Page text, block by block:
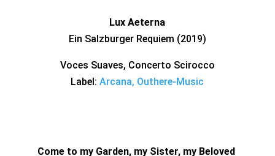
Lux Aeterna
Ein Salzburger Requiem (2019)
Voces Suaves, Concerto Scirocco
Label:Arcana, Outhere-Music
Come to my Garden, my Sister, my Beloved